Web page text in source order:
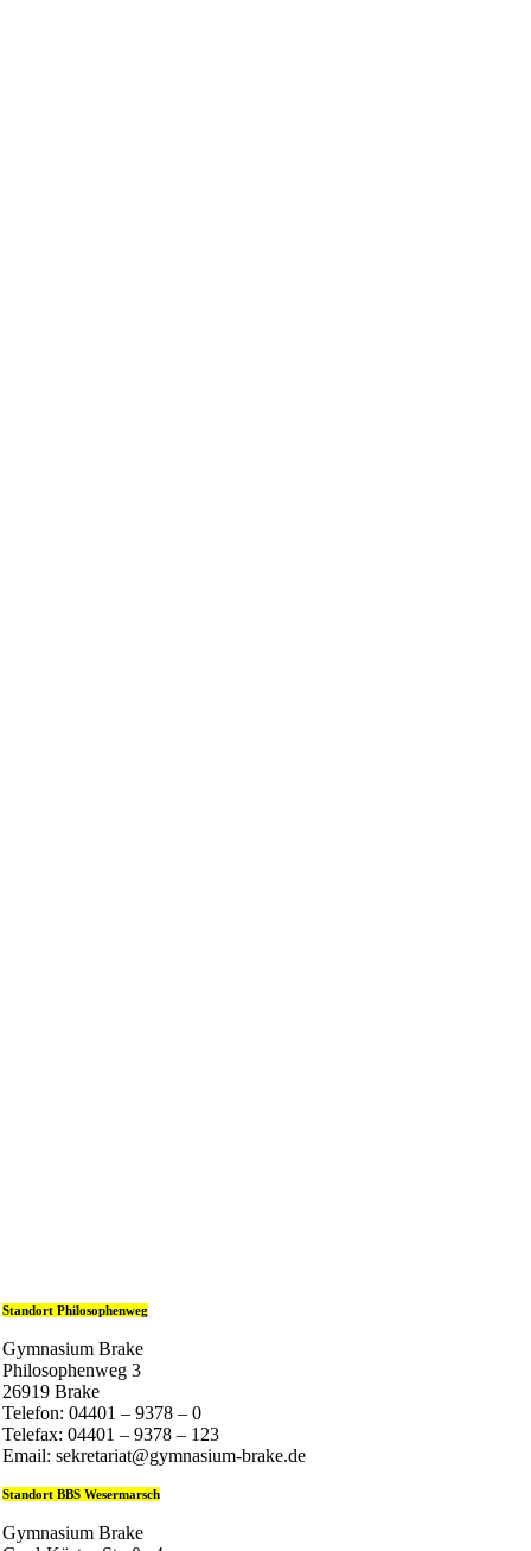
Standort Philosophenweg
Gymnasium Brake
Philosophenweg 3
26919 Brake
Telefon: 04401 – 9378 – 0
Telefax: 04401 – 9378 – 123
Email: sekretariat@gymnasium-brake.de
Standort BBS Wesermarsch
Gymnasium Brake